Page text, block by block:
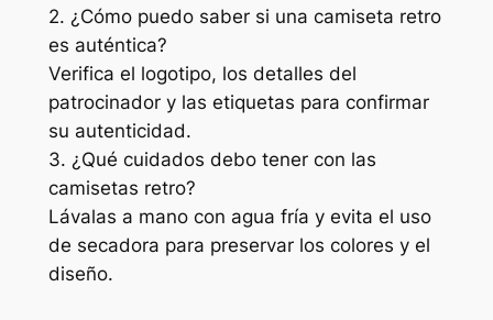
2. ¿Cómo puedo saber si una camiseta retro
es auténtica?
Verifica el logotipo, los detalles del
patrocinador y las etiquetas para confirmar
su autenticidad.
3. ¿Qué cuidados debo tener con las
camisetas retro?
Lávalas a mano con agua fría y evita el uso
de secadora para preservar los colores y el
diseño.